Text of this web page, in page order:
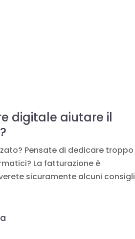
digitale aiutare il
Pensate di dedicare troppo
La fatturazione è
sicuramente alcuni consigli